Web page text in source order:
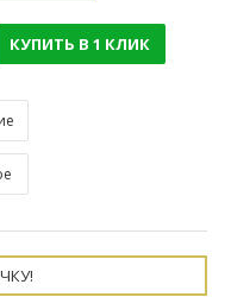
КУПИТЬ В 1 КЛИК